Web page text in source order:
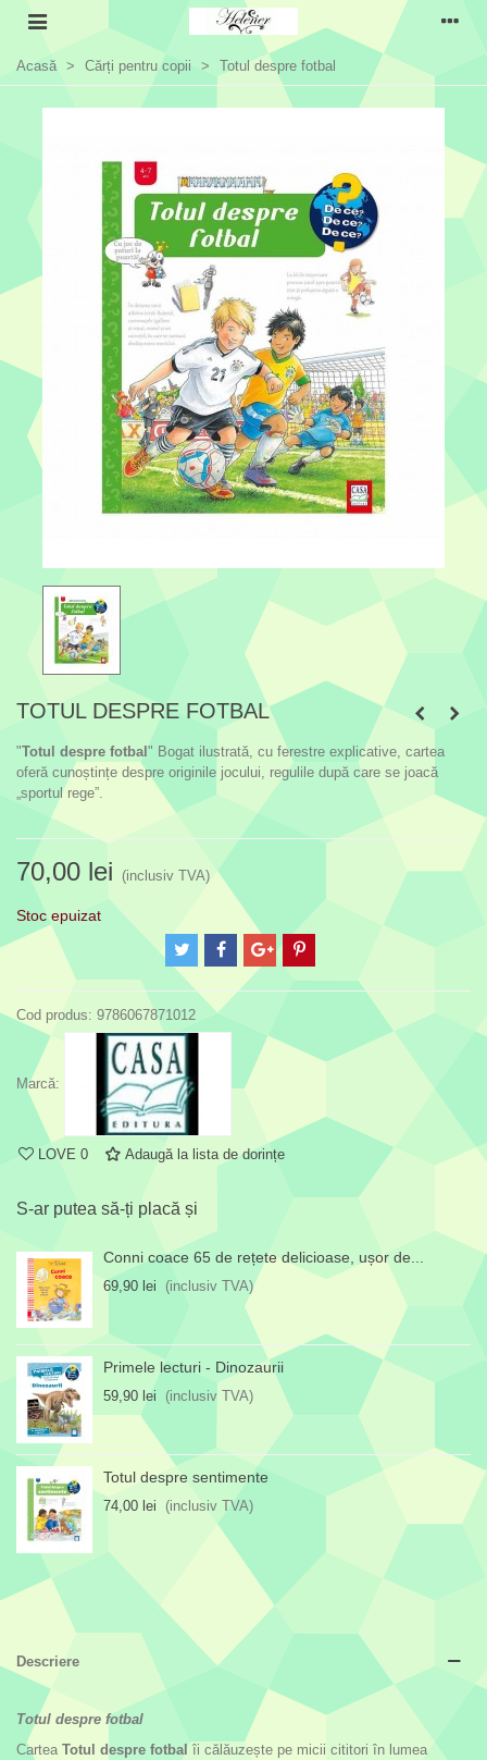
Acasă > Cărți pentru copii > Totul despre fotbal
TOTUL DESPRE FOTBAL
"Totul despre fotbal" Bogat ilustrată, cu ferestre explicative, cartea
oferă cunoștințe despre originile jocului, regulile după care se joacă
„sportul rege”.
70,00 lei (inclusiv TVA)
Stoc epuizat
Cod produs: 9786067871012
Marcă:
LOVE 0 Adaugă la lista de dorințe
S-ar putea să-ți placă și
Conni coace 65 de rețete delicioase, ușor de...
69,90 lei (inclusiv TVA)
Primele lecturi - Dinozaurii
59,90 lei (inclusiv TVA)
Totul despre sentimente
74,00 lei (inclusiv TVA)
Descriere
Totul despre fotbal
Cartea Totul despre fotbalîi călăuzește pe micii cititori în lumea